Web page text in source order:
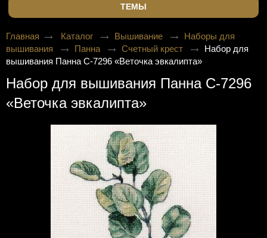
ТЕМЫ
Главная Каталог Вышивание
Наборы для
вышивания
Панна Счетный крест
Набор для
вышивания Панна C-7296 «Веточка эвкалипта»
Набор для вышивания Панна C-7296
«Веточка эвкалипта»